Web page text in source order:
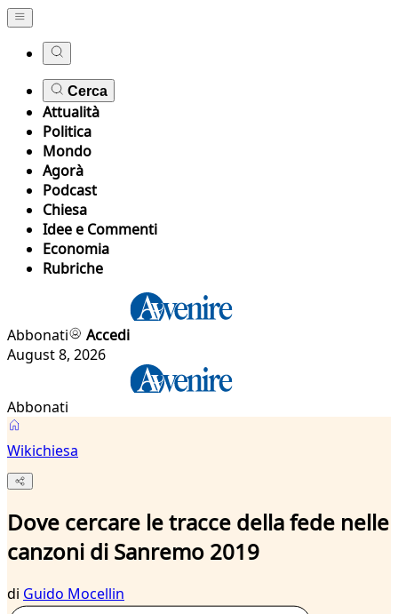
Cerca
Attualità
Politica
Mondo
Agorà
Podcast
Chiesa
Idee e Commenti
Economia
Rubriche
Abbonati
Accedi
August 8, 2026
Abbonati
Wikichiesa
Dove cercare le tracce della fede nelle
canzoni di Sanremo 2019
di Guido Mocellin